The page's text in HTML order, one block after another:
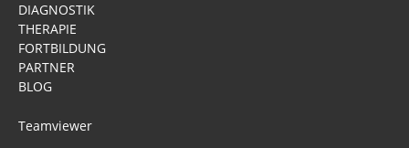
DIAGNOSTIK
THERAPIE
FORTBILDUNG
PARTNER
BLOG
Teamviewer